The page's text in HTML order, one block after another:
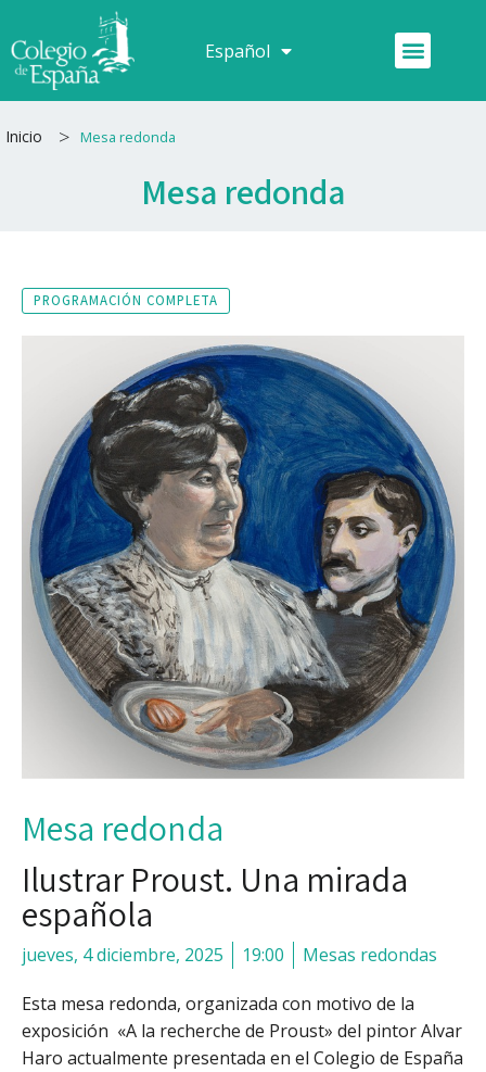
al
contenido
Español
Français Menú
Inicio > Mesa redonda
Mesa redonda
PROGRAMACIÓN COMPLETA
Mesa redonda
Ilustrar Proust. Una mirada
española
jueves, 4 diciembre, 2025 19:00 Mesas redondas
Esta mesa redonda, organizada con motivo de la
exposición «A la recherche de Proust» del pintor Alvar
Haro actualmente presentada en el Colegio de España